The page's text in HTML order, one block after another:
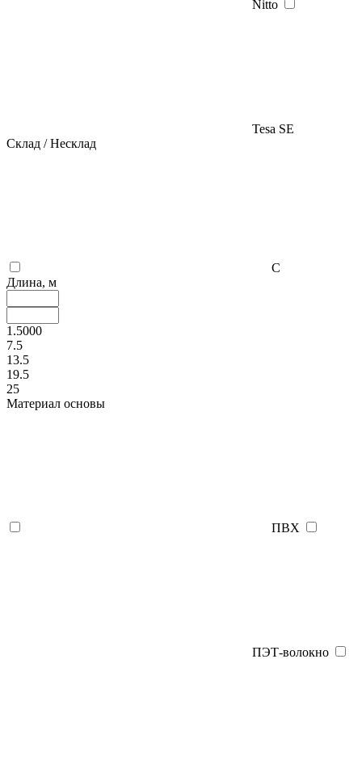
Nitto
Tesa SE
Склад / Несклад
С
Длина, м
1.5000
7.5
13.5
19.5
25
Материал основы
ПВХ
ПЭТ-волокно